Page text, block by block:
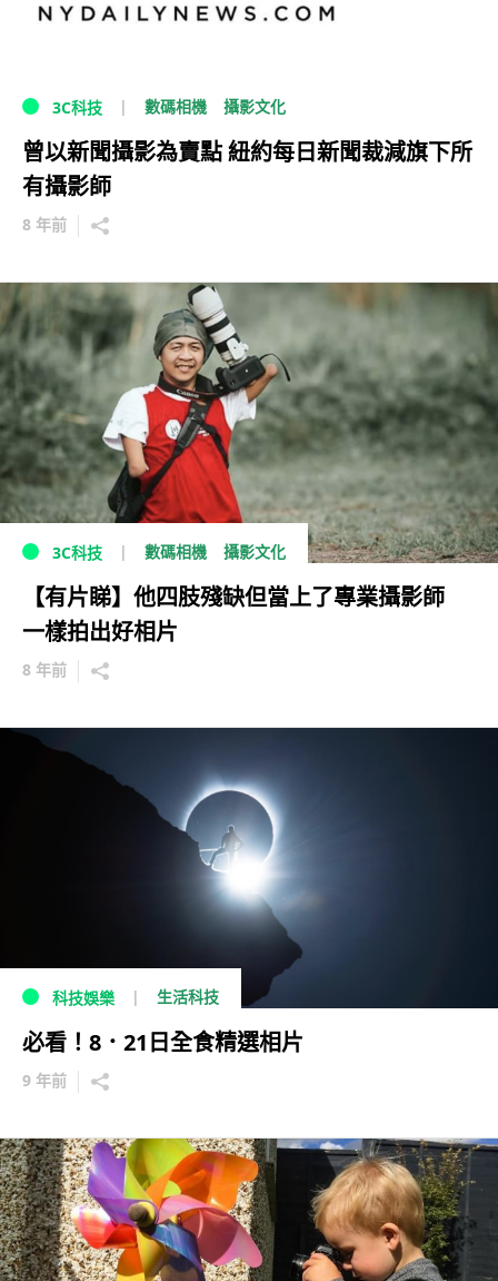
3C科技 數碼相機 攝影文化
曾以新聞攝影為賣點 紐約每日新聞裁減旗下所
有攝影師
8 年前
3C科技 數碼相機 攝影文化
【有片睇】他四肢殘缺但當上了專業攝影師
一樣拍出好相片
8 年前
科技娛樂 生活科技
必看！8．21日全食精選相片
9 年前